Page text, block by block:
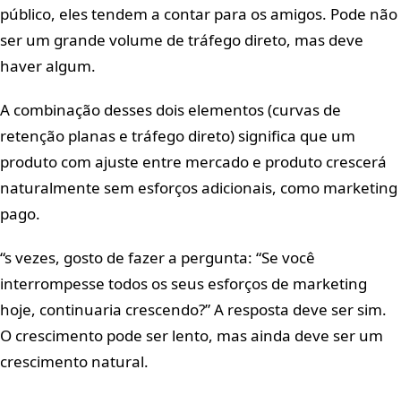
público, eles tendem a contar para os amigos. Pode não
ser um grande volume de tráfego direto, mas deve
haver algum.
A combinação desses dois elementos (curvas de
retenção planas e tráfego direto) significa que um
produto com ajuste entre mercado e produto crescerá
naturalmente sem esforços adicionais, como marketing
pago.
“s vezes, gosto de fazer a pergunta: “Se você
interrompesse todos os seus esforços de marketing
hoje, continuaria crescendo?” A resposta deve ser sim.
O crescimento pode ser lento, mas ainda deve ser um
crescimento natural.